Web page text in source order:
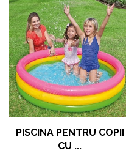
PISCINA PENTRU COPII
CU ...